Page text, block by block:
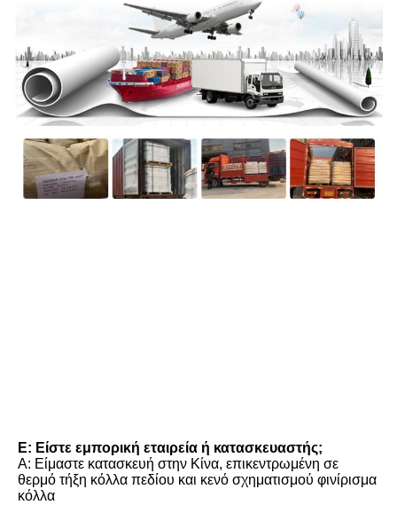
Ε: Είστε εμπορική εταιρεία ή κατασκευαστής;
Α: Είμαστε κατασκευή στην Κίνα, επικεντρωμένη σε
θερμό τήξη κόλλα πεδίου και κενό σχηματισμού φινίρισμα
κόλλα